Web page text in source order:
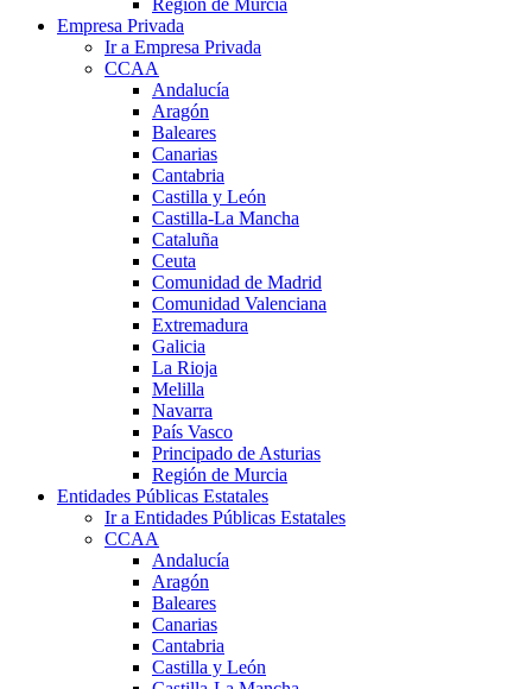
Empresa Privada
Ir a Empresa Privada
CCAA
Andalucía
Aragón
Baleares
Canarias
Cantabria
Castilla y León
Castilla-La Mancha
Cataluña
Ceuta
Comunidad de Madrid
Comunidad Valenciana
Extremadura
Galicia
La Rioja
Melilla
Navarra
País Vasco
Principado de Asturias
Región de Murcia
Entidades Públicas Estatales
Ir a Entidades Públicas Estatales
CCAA
Andalucía
Aragón
Baleares
Canarias
Cantabria
Castilla y León